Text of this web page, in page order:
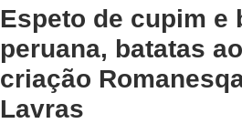
Espeto de cupim e
peruana, batatas
criação
Lavras